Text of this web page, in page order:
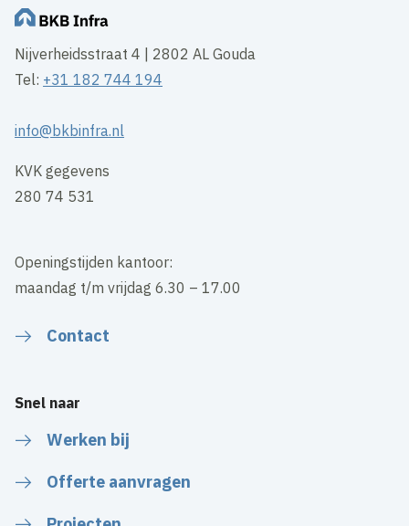
Nijverheidsstraat 4 | 2802 AL Gouda
Tel: +31 182 744 194
info@bkbinfra.nl
KVK gegevens
280 74 531
Openingstijden kantoor:
maandag t/m vrijdag 6.30 – 17.00
Contact
Snel naar
Werken bij
Offerte aanvragen